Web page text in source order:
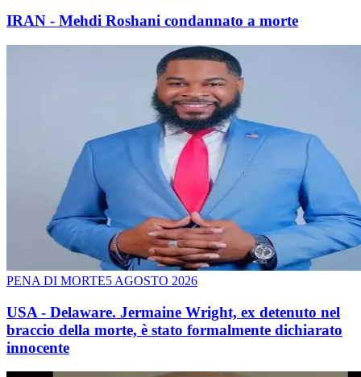
IRAN - Mehdi Roshani condannato a morte
PENA DI MORTE5 AGOSTO 2026
USA - Delaware. Jermaine Wright, ex detenuto nel
braccio della morte, è stato formalmente dichiarato
innocente